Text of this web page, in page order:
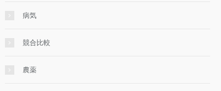
病気
競合比較
農薬